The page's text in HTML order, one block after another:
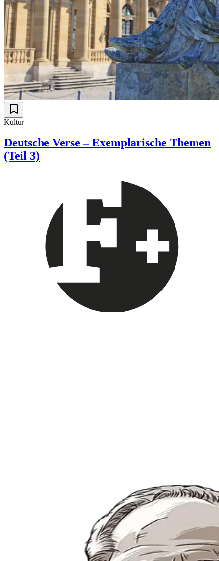
Kultur
Deutsche Verse – Exemplarische Themen
(Teil 3)